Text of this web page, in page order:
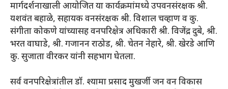
मार्गदर्शनाखाली आयोजित या कार्यक्रमांमध्ये उपवनसंरक्षक श्री.
यशवंत बहाळे, सहायक वनसंरक्षक श्री. विशाल चव्हाण व कु.
संगीता कोकणे यांच्यासह वनपरिक्षेत्र अधिकारी श्री. विजेंद्र दुबे, श्री.
भरत वाघाडे, श्री. गजानन राठोड, श्री. चेतन नेहारे, श्री. खेरडे आणि
कु. सुजाता वीरकर यांनी सहभाग घेतला.
सर्व वनपरिक्षेत्रांतील डॉ. श्यामा प्रसाद मुखर्जी जन वन विकास